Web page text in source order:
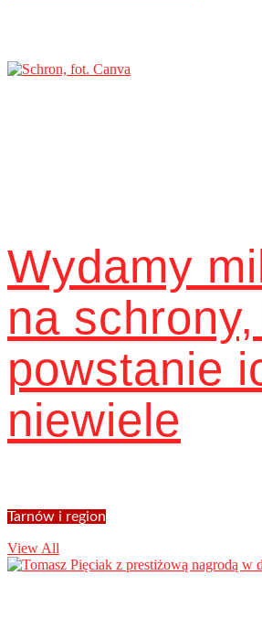
Wydamy
na
powstanie
niewiele
Tarnów i region
View All